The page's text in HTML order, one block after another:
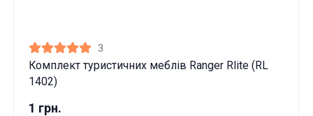
3
Комплект туристичних меблів Ranger Rlite (RL
1402)
1 грн.